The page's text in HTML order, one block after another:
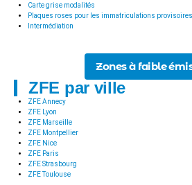
Carte grise modalités
Plaques roses pour les immatriculations
Intermédiation
Zones à faible
ZFE par ville
ZFE Annecy
ZFE Lyon
ZFE Marseille
ZFE Montpellier
ZFE Nice
ZFE Paris
ZFE Strasbourg
ZFE Toulouse